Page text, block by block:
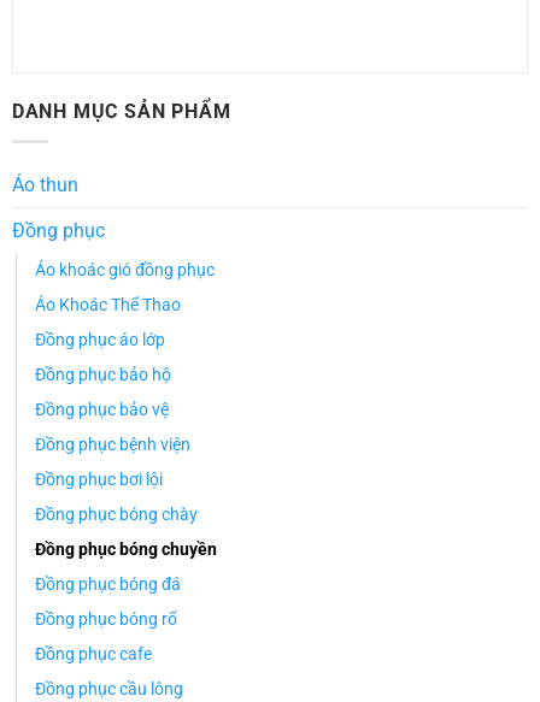
DANH MỤC SẢN PHẨM
Áo thun
Đồng phục
Áo khoác gió đồng phục
Áo Khoác Thể Thao
Đồng phục áo lớp
Đồng phục bảo hộ
Đồng phục bảo vệ
Đồng phục bệnh viện
Đồng phục bơi lội
Đồng phục bóng chày
Đồng phục bóng chuyền
Đồng phục bóng đá
Đồng phục bóng rổ
Đồng phục cafe
Đồng phục cầu lông